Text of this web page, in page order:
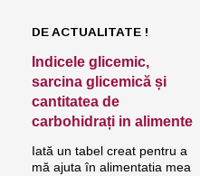
DE ACTUALITATE !
Indicele glicemic,
sarcina glicemică și
cantitatea de
carbohidrați in alimente
Iată un tabel creat pentru a
mă ajuta în alimentatia mea